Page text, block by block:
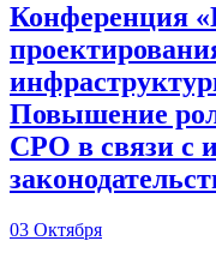
Конференция
Повышение
СРО в связи с
03 Октября